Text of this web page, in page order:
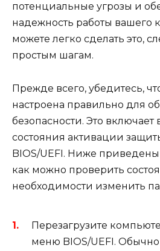
потенциальные угрозы и
надежность работы вашего
можете легко сделать это,
простым шагам.
Прежде всего, убедитесь,
настроена правильно для
безопасности. Это включает
состояния активации
BIOS/UEFI. Ниже
как можно проверить
необходимости изменить
Перезагрузите
меню BIOS/UEFI.